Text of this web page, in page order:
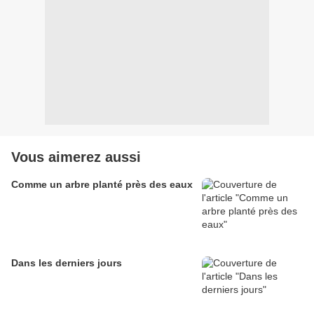
Vous aimerez aussi
Comme un arbre planté près des eaux
Dans les derniers jours